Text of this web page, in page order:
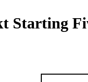
Starting